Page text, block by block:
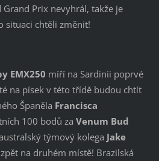
Grand Prix nevyhrál, takže je
situaci chtěli změnit!
EMX250 míří na Sardinii poprvé
na písek v této třídě budou chtít
Španěla Francisca
100 bodů za Venum Bud
týmový kolega Jake
na druhém místě! Brazilská